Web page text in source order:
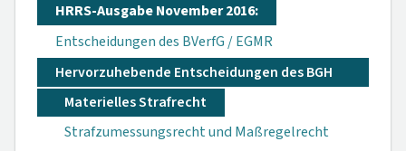
HRRS-Ausgabe November 2016:
Entscheidungen des BVerfG / EGMR
Hervorzuhebende Entscheidungen des BGH
Materielles Strafrecht
Strafzumessungsrecht und Maßregelrecht